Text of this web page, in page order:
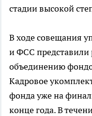
стадии высокой
В ходе совещания
и ФСС представили
объединению
Кадровое
фонда уже на
конце года. В